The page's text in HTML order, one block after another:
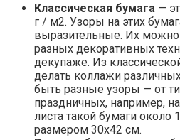
Классическая бумага —
г / м2. Узоры на этих
выразительные. Их
разных декоративных
декупаже. Из
делать коллажи
быть разные узоры — от
праздничных, например,
листа такой бумаги около
размером 30х42 см.